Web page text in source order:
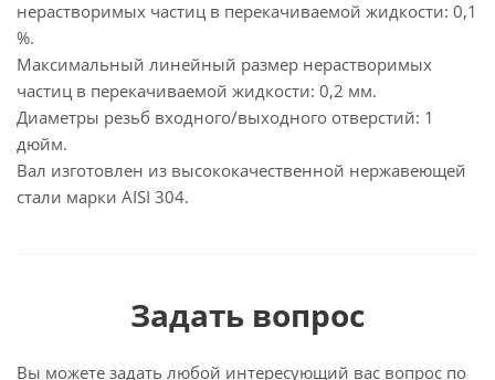
нерастворимых частиц в перекачиваемой жидкости: 0,1
%.
Максимальный линейный размер нерастворимых
частиц в перекачиваемой жидкости: 0,2 мм.
Диаметры резьб входного/выходного отверстий: 1
дюйм.
Вал изготовлен из высококачественной нержавеющей
стали марки AISI 304.
Задать вопрос
Вы можете задать любой интересующий вас вопрос по